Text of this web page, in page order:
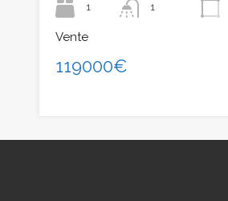
1
1
Vente
119000€